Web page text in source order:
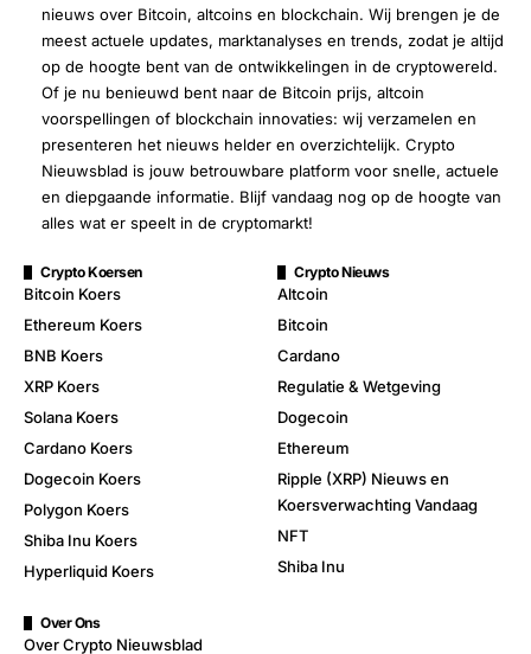
nieuws over Bitcoin, altcoins en blockchain. Wij brengen je de
meest actuele updates, marktanalyses en trends, zodat je altijd
op de hoogte bent van de ontwikkelingen in de cryptowereld.
Of je nu benieuwd bent naar de Bitcoin prijs, altcoin
voorspellingen of blockchain innovaties: wij verzamelen en
presenteren het nieuws helder en overzichtelijk. Crypto
Nieuwsblad is jouw betrouwbare platform voor snelle, actuele
en diepgaande informatie. Blijf vandaag nog op de hoogte van
alles wat er speelt in de cryptomarkt!
Crypto Koersen
Bitcoin Koers
Ethereum Koers
BNB Koers
XRP Koers
Solana Koers
Cardano Koers
Dogecoin Koers
Polygon Koers
Shiba Inu Koers
Hyperliquid Koers
Crypto Nieuws
Altcoin
Bitcoin
Cardano
Regulatie & Wetgeving
Dogecoin
Ethereum
Ripple (XRP) Nieuws en
Koersverwachting Vandaag
NFT
Shiba Inu
Over Ons
Over Crypto Nieuwsblad